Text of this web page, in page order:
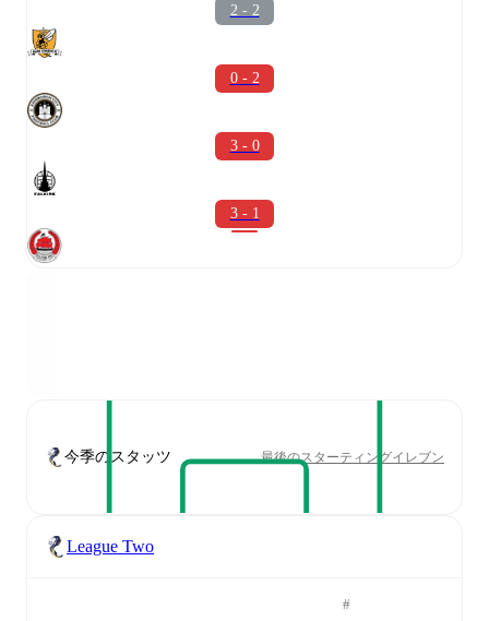
2 - 2
0 - 2
3 - 0
3 - 1
今季のスタッツ 最後のスターティングイレブン
League Two
#